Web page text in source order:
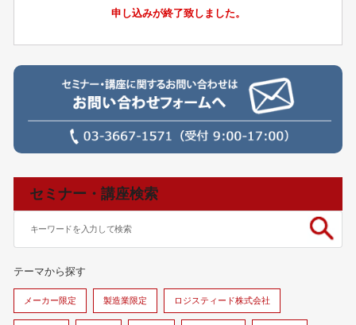
申し込みが終了致しました。
セミナー・講座検索
テーマから探す
メーカー限定 製造業限定 ロジスティード株式会社